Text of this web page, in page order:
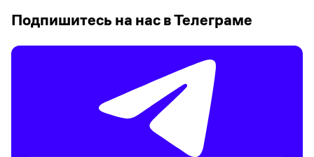
Подпишитесь на нас в Телеграме